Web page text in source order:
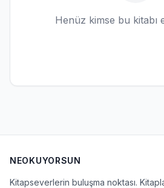
Henüz kimse bu kitabı
NEOKUYORSUN
Kitapseverlerin buluşma noktası.